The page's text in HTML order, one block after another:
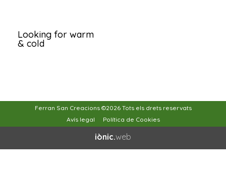
Looking for warm
& cold
Ferran San Creacions ©2026 Tots els drets reservats
Avís legal
Política de Cookies
iònic.web